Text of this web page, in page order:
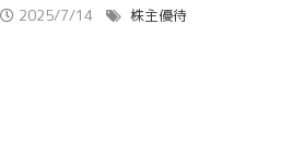
2025/7/14 株主優待